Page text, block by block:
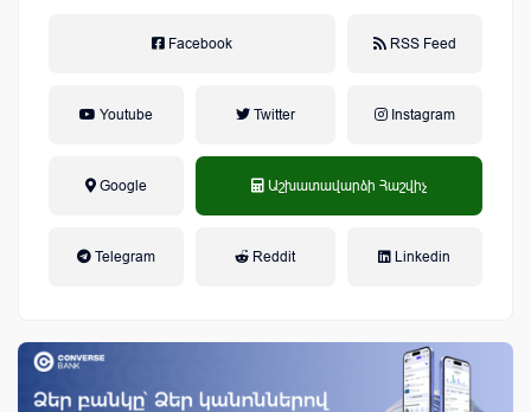
Facebook RSS Feed
Youtube Twitter Instagram
Google Աշխատավարձի Հաշվիչ
Telegram Reddit Linkedin